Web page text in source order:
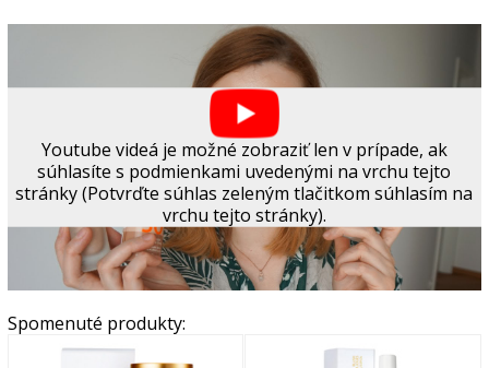
Youtube videá je možné zobraziť len v prípade, ak
súhlasíte s podmienkami uvedenými na vrchu tejto
stránky (Potvrďte súhlas zeleným tlačitkom súhlasím na
vrchu tejto stránky).
Spomenuté produkty: